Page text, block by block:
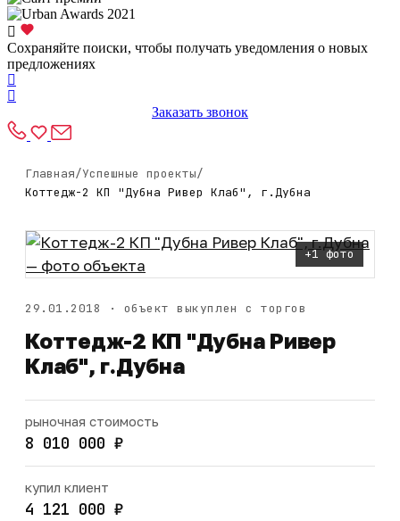
Сохраняйте поиски, чтобы получать уведомления о новых
предложениях
Заказать звонок
Главная/Успешные проекты/
Коттедж-2 КП "Дубна Ривер Клаб", г.Дубна
29.01.2018 · объект выкуплен с торгов
Коттедж-2 КП "Дубна Ривер
Клаб", г.Дубна
рыночная стоимость
8 010 000 ₽
купил клиент
4 121 000 ₽
+1 фото